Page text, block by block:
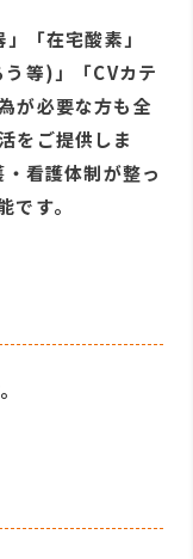
「在宅酸素」
う等)」「CVカテ
が必要な方も全
をご提供しま
看護体制が整っ
す。